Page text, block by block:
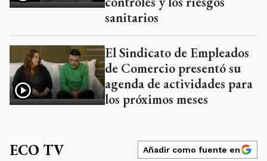
sanitarios
El Sindicato de Empleados
de Comercio presentó su
agenda de actividades para
los próximos meses
ECO TV Añadir como fuente en